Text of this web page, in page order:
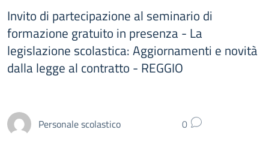
Invito di partecipazione al seminario di
formazione gratuito in presenza - La
legislazione scolastica: Aggiornamenti e novità
dalla legge al contratto - REGGIO
Personale scolastico 0